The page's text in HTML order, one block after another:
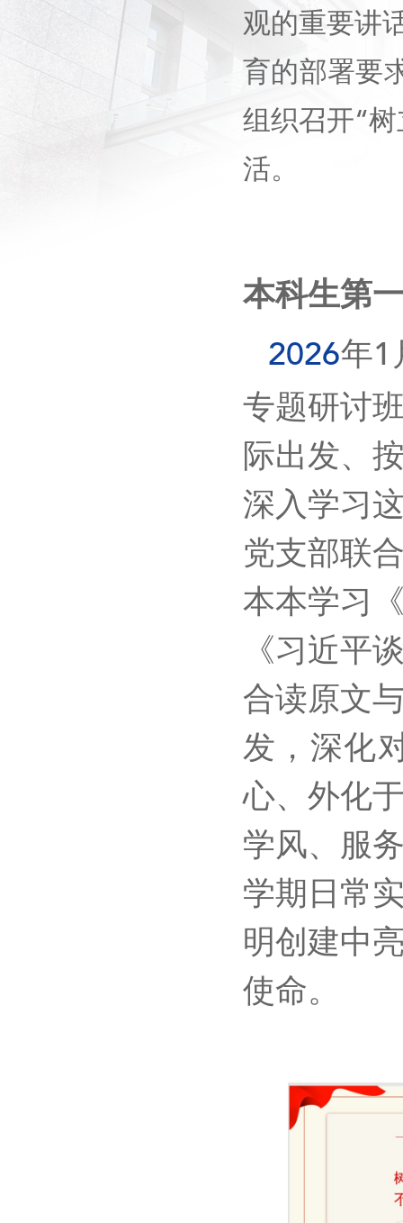
观的重要讲
育的部署要
组织召开“树
活。
本科生第
2026年1
专题研讨
际出发、
深入学习
党支部联
本本学习
《习近平
合读原文
发，深化
心、外化
学风、服
学期日常
明创建中
使命。